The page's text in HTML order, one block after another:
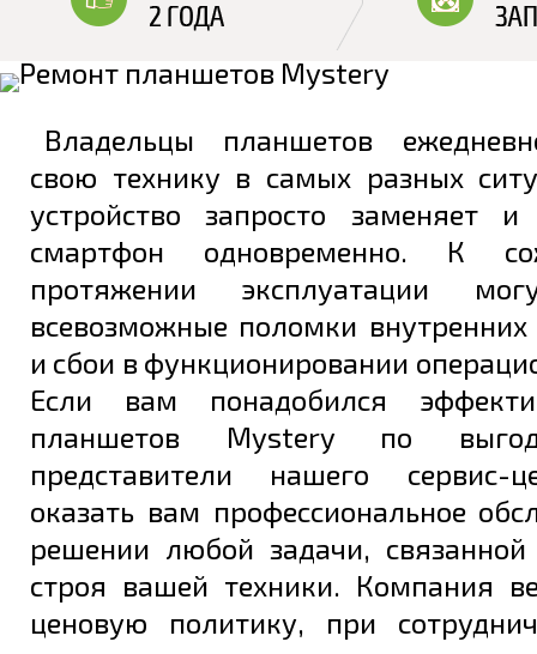
Владельцы планшетов
свою технику в самых разных
устройство запросто заменяет
смартфон одновременно. К
протяжении эксплуатации
всевозможные поломки
и сбои в функционировании
Если вам понадобился
планшетов Mystery по
представители нашего сервис-
оказать вам профессиональное
решении любой задачи,
строя вашей техники. Компания
ценовую политику, при
Задать вопрос